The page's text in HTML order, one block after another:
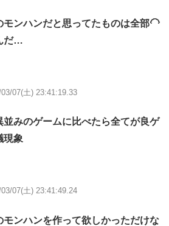
ンハンだと思ってたものは全部🦲
だ…
03/07(土) 23:41:19.33
並みのゲームに比べたら全てが良ゲ
現象
07(土) 23:41:49.24
ンハンを作って欲しかっただけな